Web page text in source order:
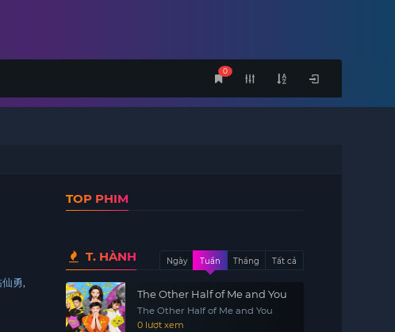
0
仙勇
TOP PHIM
T. HÀNH Ngày Tuần Tháng Tất cả
The Other Half of Me and You
The Other Half of Me and You
0 lượt xem